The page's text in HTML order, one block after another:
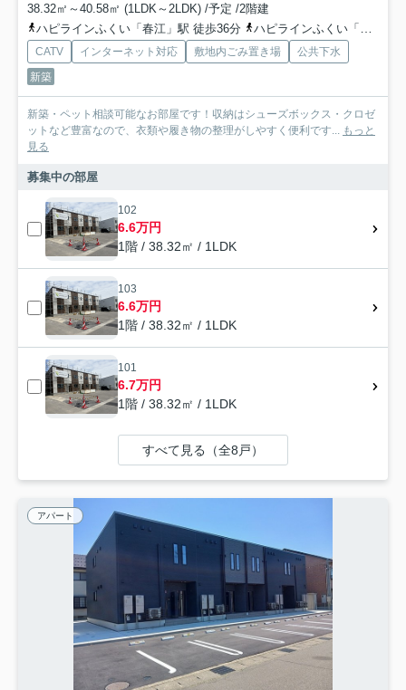
38.32㎡～40.58㎡ (1LDK～2LDK) /予定 /2階建
ハピラインふくい「春江」駅 徒歩36分
ハピラインふくい「森田」駅 徒歩39分
CATV インターネット対応 敷地内ごみ置き場
公共下水
新築
新築・ペット相談可能なお部屋です！収納はシューズボックス・クロゼ
ットなど豊富なので、衣類や履き物の整理がしやすく便利です... もっと
見る
募集中の部屋
102
6.6万円
1階 / 38.32㎡ / 1LDK
103
6.6万円
1階 / 38.32㎡ / 1LDK
101
6.7万円
1階 / 38.32㎡ / 1LDK
すべて見る（全8戸）
アパート